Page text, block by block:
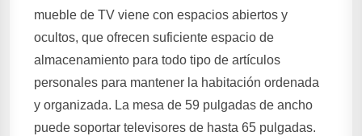
mueble de TV viene con espacios abiertos y
ocultos, que ofrecen suficiente espacio de
almacenamiento para todo tipo de artículos
personales para mantener la habitación ordenada
y organizada. La mesa de 59 pulgadas de ancho
puede soportar televisores de hasta 65 pulgadas.